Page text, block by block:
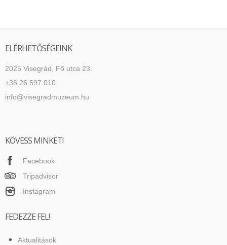
ELÉRHETŐSÉGEINK
2025 Visegrád, Fő utca 23.
+36 26 597 010
info@visegradmuzeum.hu
KÖVESS MINKET!
Facebook
Tripadvisor
Instagram
FEDEZZE FEL!
Aktualitások